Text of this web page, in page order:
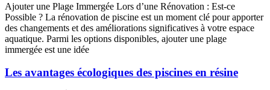
Ajouter une Plage Immergée Lors d’une Rénovation : Est-ce
Possible ? La rénovation de piscine est un moment clé pour apporter
des changements et des améliorations significatives à votre espace
aquatique. Parmi les options disponibles, ajouter une plage
immergée est une idée
Les avantages écologiques des piscines en résine